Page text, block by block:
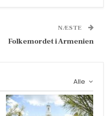
NÆSTE
Folkemordet i Armenien
Alle